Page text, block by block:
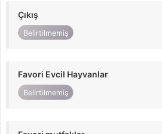
Çıkış
Belirtilmemiş
Favori Evcil Hayvanlar
Belirtilmemiş